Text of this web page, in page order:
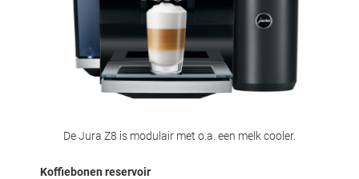
De Jura Z8 is modulair met o.a. een melk cooler.
Koffiebonen reservoir